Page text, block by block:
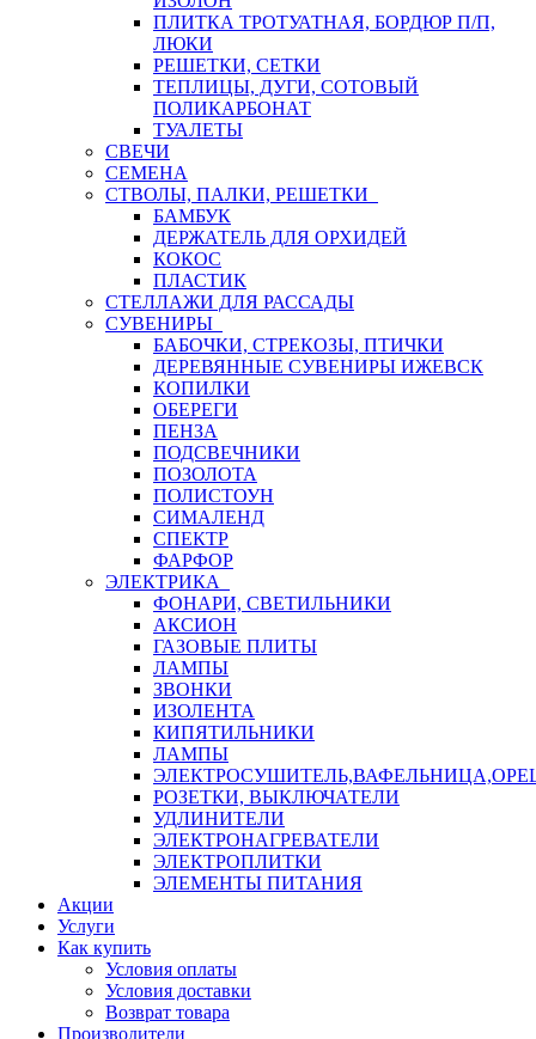
ПЛИТКА ТРОТУАТНАЯ, БОРДЮР П/П,
ЛЮКИ
РЕШЕТКИ, СЕТКИ
ТЕПЛИЦЫ, ДУГИ, СОТОВЫЙ
ПОЛИКАРБОНАТ
ТУАЛЕТЫ
СВЕЧИ
СЕМЕНА
СТВОЛЫ, ПАЛКИ, РЕШЕТКИ
БАМБУК
ДЕРЖАТЕЛЬ ДЛЯ ОРХИДЕЙ
КОКОС
ПЛАСТИК
СТЕЛЛАЖИ ДЛЯ РАССАДЫ
СУВЕНИРЫ
БАБОЧКИ, СТРЕКОЗЫ, ПТИЧКИ
ДЕРЕВЯННЫЕ СУВЕНИРЫ ИЖЕВСК
КОПИЛКИ
ОБЕРЕГИ
ПЕНЗА
ПОДСВЕЧНИКИ
ПОЗОЛОТА
ПОЛИСТОУН
СИМАЛЕНД
СПЕКТР
ФАРФОР
ЭЛЕКТРИКА
ФОНАРИ, СВЕТИЛЬНИКИ
АКСИОН
ГАЗОВЫЕ ПЛИТЫ
ЛАМПЫ
ЗВОНКИ
ИЗОЛЕНТА
КИПЯТИЛЬНИКИ
ЛАМПЫ
РОЗЕТКИ, ВЫКЛЮЧАТЕЛИ
УДЛИНИТЕЛИ
ЭЛЕКТРОНАГРЕВАТЕЛИ
ЭЛЕКТРОПЛИТКИ
ЭЛЕМЕНТЫ ПИТАНИЯ
Акции
Услуги
Как купить
Условия оплаты
Условия доставки
Возврат товара
Производители